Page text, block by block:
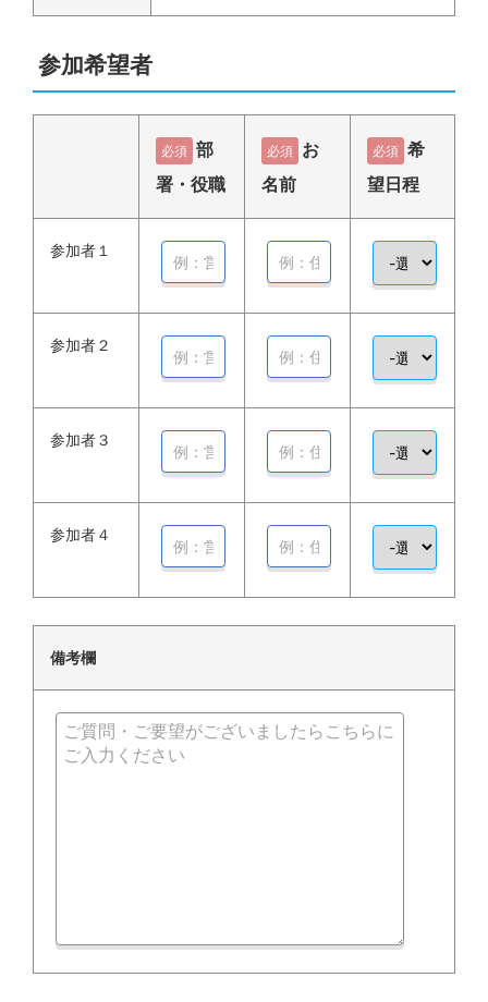
参加希望者
必須 部
署・役職
必須 お
名前
必須 希
望日程
参加者１
参加者２
参加者３
参加者４
備考欄